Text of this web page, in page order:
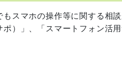
スマホの操作等に関する相
）」、「スマートフォン活